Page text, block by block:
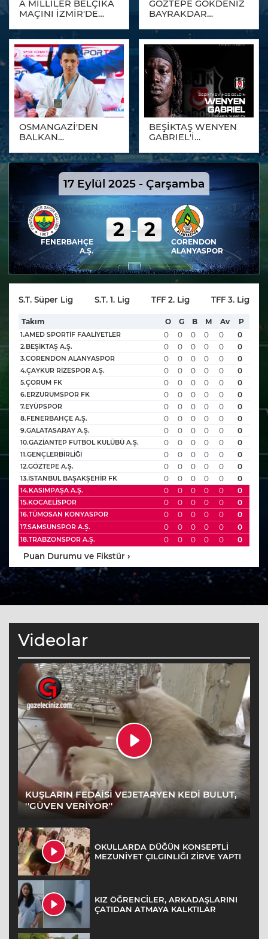
17 Eylül 2025 - Çarşamba
FENERBAHÇE
A.Ş.
2 - 2
CORENDON
ALANYASPOR
S.T. Süper Lig S.T. 1. Lig TFF 2. Lig TFF 3. Lig
Takım O G B M Av P
1.AMED SPORTİF FAALİYETLER 0 0 0 0 0 0
2.BEŞİKTAŞ A.Ş. 0 0 0 0 0 0
3.CORENDON ALANYASPOR 0 0 0 0 0 0
4.ÇAYKUR RİZESPOR A.Ş. 0 0 0 0 0 0
5.ÇORUM FK 0 0 0 0 0 0
6.ERZURUMSPOR FK 0 0 0 0 0 0
7.EYÜPSPOR 0 0 0 0 0 0
8.FENERBAHÇE A.Ş. 0 0 0 0 0 0
9.GALATASARAY A.Ş. 0 0 0 0 0 0
10.GAZİANTEP FUTBOL KULÜBÜ A.Ş. 0 0 0 0 0 0
11.GENÇLERBİRLİĞİ 0 0 0 0 0 0
12.GÖZTEPE A.Ş. 0 0 0 0 0 0
13.İSTANBUL BAŞAKŞEHİR FK 0 0 0 0 0 0
14.KASIMPAŞA A.Ş. 0 0 0 0 0 0
15.KOCAELİSPOR 0 0 0 0 0 0
16.TÜMOSAN KONYASPOR 0 0 0 0 0 0
17.SAMSUNSPOR A.Ş. 0 0 0 0 0 0
18.TRABZONSPOR A.Ş. 0 0 0 0 0 0
Puan Durumu ve Fikstür ›
A MİLLİLER BELÇİKA
MAÇINI İZMİR'DE
GÖZTEPE GÖKDENİZ
BAYRAKDAR
MUTLU SONA ULAŞTI
OSMANGAZİ'DEN
BALKAN
MİLLİ SPORCU
BEŞİKTAŞ WENYEN
GABRIEL'İ
Videolar
KUŞLARIN FEDAİSİ VEJETARYEN KEDİ BULUT,
''GÜVEN VERİYOR''
OKULLARDA DÜĞÜN KONSEPTLİ
MEZUNİYET ÇILGINLIĞI ZİRVE YAPTI
KIZ ÖĞRENCİLER, ARKADAŞLARINI
ÇATIDAN ATMAYA KALKTILAR